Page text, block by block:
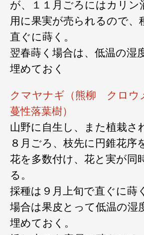
が、１１月ごろにはカリン
用に果実が売られるので、
直ぐに蒔く。
翌春蒔く場合は、低温の湿
埋めておく
クマヤナギ（熊柳 クロウ
蔓性落葉樹）
山野に自生し、また植栽さ
８月ごろ、枝先に円錐花序
花を多数付け、花と実が同
る。
採種は９月上旬で直ぐに蒔
場合は果皮とって低温の湿
埋めておく。